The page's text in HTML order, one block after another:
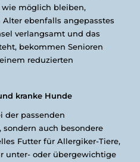
möglich bleiben,
ebenfalls angepasstes
verlangsamt und das
bekommen Senioren
reduzierten
kranke Hunde
der passenden
auch besondere
Futter für Allergiker-Tiere,
unter- oder übergewichtige